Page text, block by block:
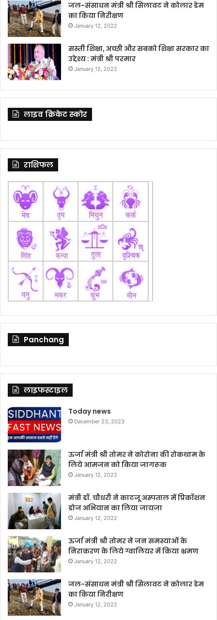
जल-संसाधन मंत्री श्री सिलावट ने कोलार डेम
का किया निरीक्षण
January 12, 2022
सस्ती शिक्षा, अच्छी और सबको शिक्षा सरकार का
उद्देश्य : मंत्री श्री परमार
January 12, 2022
लाइव क्रिकेट स्कोर
राशिफल
Panchang
लाइफस्टाइल
Today news
December 23, 2023
ऊर्जा मंत्री श्री तोमर ने कोरोना की रोकथाम के
लिये आमजन को किया जागरूक
January 12, 2022
मंत्री डॉ. चौधरी ने काटजू अस्पताल में प्रिकॉशन
डोज अभियान का लिया जायजा
January 12, 2022
ऊर्जा मंत्री श्री तोमर ने जन समस्याओं के
निराकरण के लिये ग्वालियर में किया भ्रमण
January 12, 2022
जल-संसाधन मंत्री श्री सिलावट ने कोलार डेम
का किया निरीक्षण
January 12, 2022